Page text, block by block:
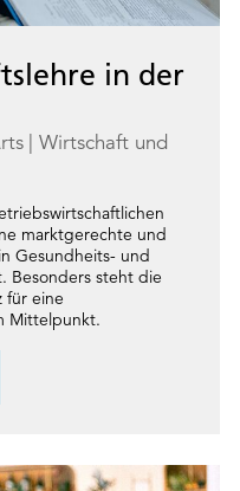
in der
Wirtschaft und
marktgerechte und
Gesundheits- und
Besonders steht die
für eine
Mittelpunkt.